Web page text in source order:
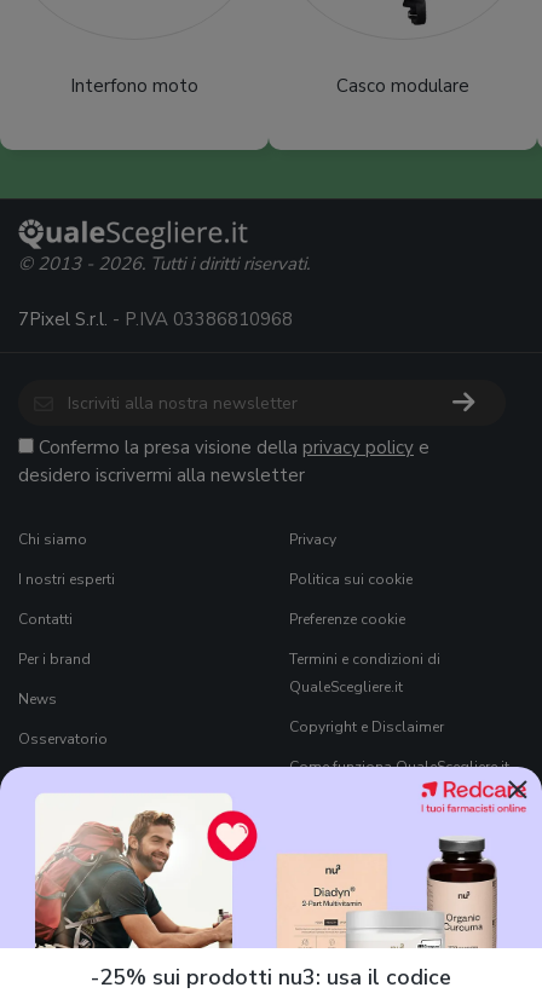
Interfono moto Casco modulare
×
-25% sui prodotti nu3: usa il codice
© 2013 - 2026. Tutti i diritti riservati.
7Pixel S.r.l. - P.IVA 03386810968
Confermo la presa visione della privacy policy e
desidero iscrivermi alla newsletter
Chi siamo
I nostri esperti
Contatti
Per i brand
News
Osservatorio
Black Friday 2026
Privacy
Politica sui cookie
Preferenze cookie
Termini e condizioni di
QualeScegliere.it
Copyright e Disclaimer
Come funziona QualeScegliere.it